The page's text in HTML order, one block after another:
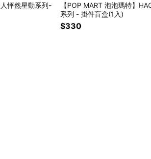
人怦然星動系列-
【POP MART 泡泡瑪特】
系列 - 掛件盲盒(1入)
$330